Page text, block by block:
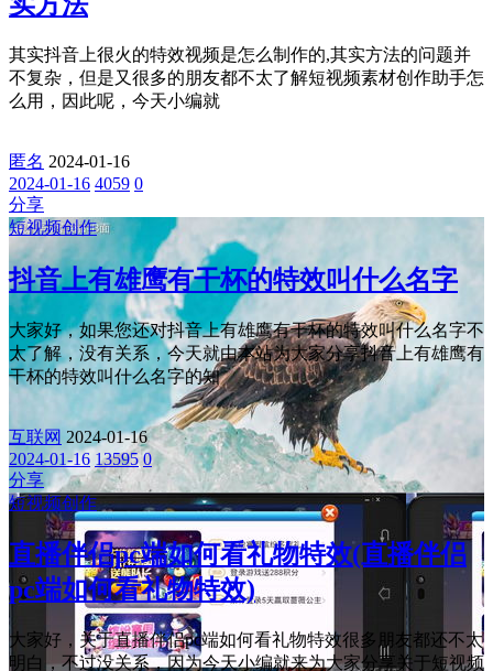
其实抖音上很火的特效视频是怎么制作的,其实方法的问题并
不复杂，但是又很多的朋友都不太了解短视频素材创作助手怎
么用，因此呢，今天小编就
匿名 2024-01-16
2024-01-16 4059 0
分享
短视频创作
抖音上有雄鹰有干杯的特效叫什么名字
大家好，如果您还对抖音上有雄鹰有干杯的特效叫什么名字不
太了解，没有关系，今天就由本站为大家分享抖音上有雄鹰有
干杯的特效叫什么名字的知
互联网 2024-01-16
2024-01-16 13595 0
分享
短视频创作
直播伴侣pc端如何看礼物特效(直播伴侣
pc端如何看礼物特效)
大家好，关于直播伴侣pc端如何看礼物特效很多朋友都还不太
明白，不过没关系，因为今天小编就来为大家分享关于短视频